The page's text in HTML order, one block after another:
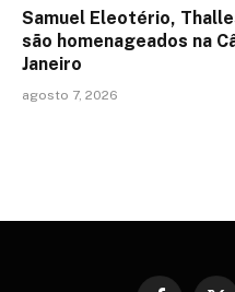
Samuel Eleotério,
são homenageados na
Janeiro
agosto 7, 2026